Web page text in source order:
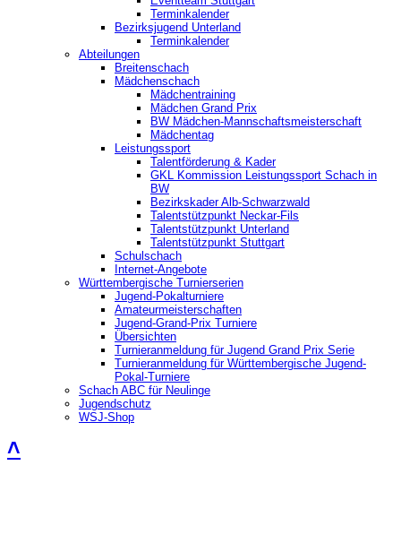
Terminkalender
Bezirksjugend Unterland
Terminkalender
Abteilungen
Breitenschach
Mädchenschach
Mädchentraining
Mädchen Grand Prix
BW Mädchen-Mannschaftsmeisterschaft
Mädchentag
Leistungssport
Talentförderung & Kader
GKL Kommission Leistungssport Schach in
BW
Bezirkskader Alb-Schwarzwald
Talentstützpunkt Neckar-Fils
Talentstützpunkt Unterland
Talentstützpunkt Stuttgart
Schulschach
Internet-Angebote
Württembergische Turnierserien
Jugend-Pokalturniere
Amateurmeisterschaften
Jugend-Grand-Prix Turniere
Übersichten
Turnieranmeldung für Jugend Grand Prix Serie
Turnieranmeldung für Württembergische Jugend-
Pokal-Turniere
Schach ABC für Neulinge
Jugendschutz
WSJ-Shop
˄